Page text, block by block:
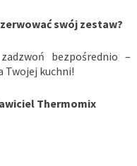
swój zestaw?
bezpośrednio –
Twojej kuchni!
Thermomix